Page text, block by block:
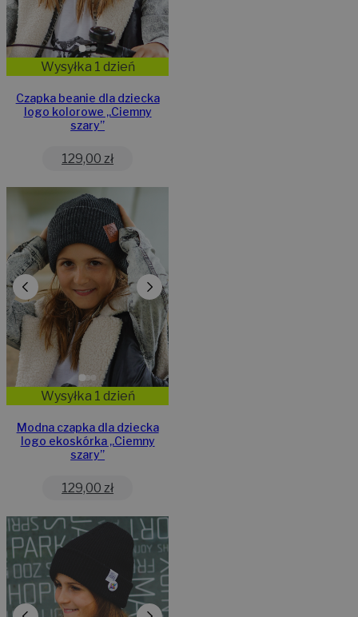
Wysyłka 1 dzień
Czapka beanie dla dziecka
logo kolorowe „Ciemny
szary”
129,00 zł
Wysyłka 1 dzień
Modna czapka dla dziecka
logo ekoskórka „Ciemny
szary”
129,00 zł